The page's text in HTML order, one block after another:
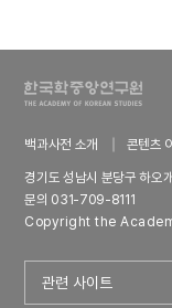
백과사전 소개 콘텐츠
경기도 성남시 분당구 하
문의 031-709-8111
Copyright the
관련 사이트